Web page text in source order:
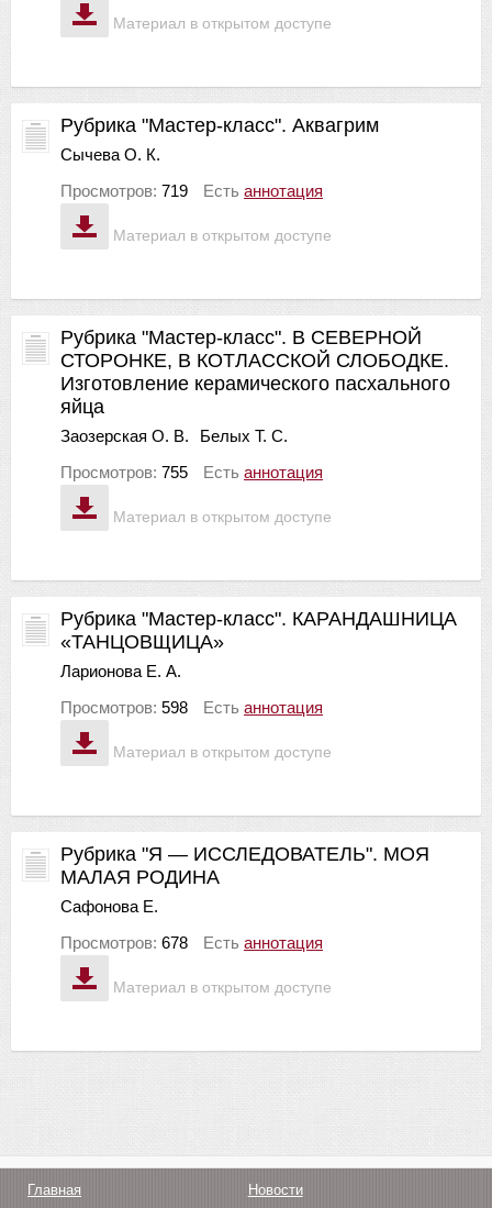
Материал в открытом доступе
Материал в открытом доступе
Рубрика "Мастер-класс". Аквагрим
Сычева О. К.
Просмотров: 719 Есть аннотация
Материал в открытом доступе
Рубрика "Мастер-класс". В СЕВЕРНОЙ
СТОРОНКЕ, В КОТЛАССКОЙ СЛОБОДКЕ.
Изготовление керамического пасхального
яйца
Заозерская О. В.
Белых Т. С.
Просмотров: 755 Есть аннотация
Материал в открытом доступе
Рубрика "Мастер-класс". КАРАНДАШНИЦА
«ТАНЦОВЩИЦА»
Ларионова Е. А.
Просмотров: 598 Есть аннотация
Материал в открытом доступе
Рубрика "Я — ИССЛЕДОВАТЕЛЬ". МОЯ
МАЛАЯ РОДИНА
Сафонова Е.
Просмотров: 678 Есть аннотация
Главная Новости